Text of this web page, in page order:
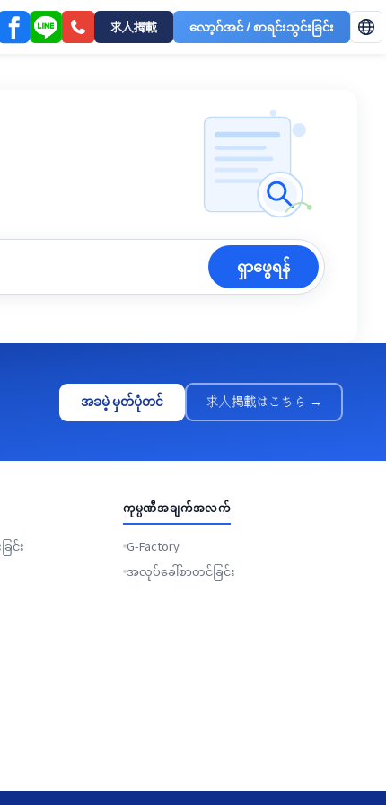
求人掲載 လော့ဂ်အင် / စာရင်းသွင်းခြင်း
ရှာဖွေရန်
အခမဲ့ မှတ်ပုံတင် 求人掲載はこちら →
င်း
ကုမ္ပဏီအချက်အလက်
G-Factory
အလုပ်ခေါ်စာတင်ခြင်း